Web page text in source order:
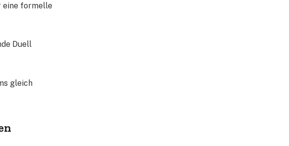
eine formelle
Duell
gleich